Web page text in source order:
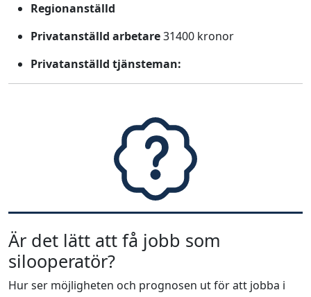
Regionanställd
Privatanställd arbetare31400 kronor
Privatanställd tjänsteman:
Är det lätt att få jobb som
silooperatör?
Hur ser möjligheten och prognosen ut för att jobba i